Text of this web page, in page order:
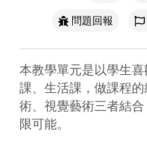
問題回報
本教學單元是以學生
課、生活課，做課程
術、視覺藝術三者結
限可能。